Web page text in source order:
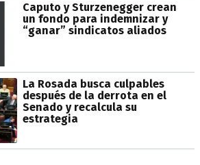
Caputo y Sturzenegger crean
un fondo para indemnizar y
“ganar” sindicatos aliados
La Rosada busca culpables
después de la derrota en el
Senado y recalcula su
estrategia